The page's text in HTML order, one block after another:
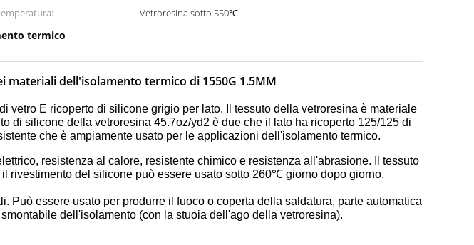
Vetroresina sotto 550℃
termico
dell'isolamento termico di 1550G 1.5MM
vetro E ricoperto di silicone grigio per lato. Il tessuto della vetroresina è materiale
di silicone della vetroresina 45.7oz/yd2 è due che il lato ha ricoperto 125/125 di
che è ampiamente usato per le applicazioni dell'isolamento termico.
resistenza al calore, resistente chimico e resistenza all'abrasione. Il tessuto
del silicone può essere usato sotto 260℃ giorno dopo giorno.
Può essere usato per produrre il fuoco o coperta della saldatura, parte automatica
dell'isolamento (con la stuoia dell'ago della vetroresina).